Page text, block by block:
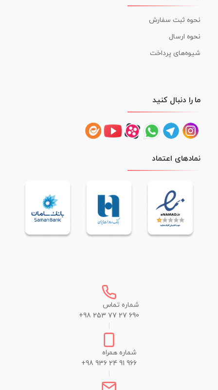
نحوه ثبت سفارش
نحوه ارسال
شیوه‌های پرداخت
ما را دنبال کنید
نمادهای اعتماد
شماره تماس
+98 253 77 27 690
شماره همراه
+98 936 24 91 966